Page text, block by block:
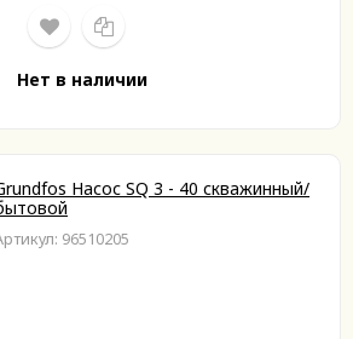
Нет в наличии
Насос SQ 3 - 40 скважинный/
96510205